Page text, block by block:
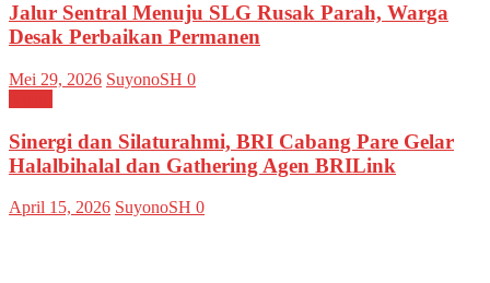
Jalur Sentral Menuju SLG Rusak Parah, Warga
Desak Perbaikan Permanen
Mei 29, 2026 SuyonoSH 0
Sinergi dan Silaturahmi, BRI Cabang Pare Gelar
Halalbihalal dan Gathering Agen BRILink
April 15, 2026 SuyonoSH 0